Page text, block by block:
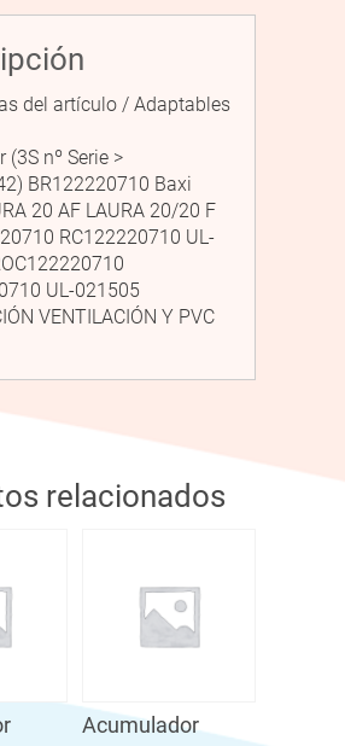
del artículo / Adaptables
(3S nº Serie >
BR122220710 Baxi
20 AF LAURA 20/20 F
RC122220710 UL-
UL-021505
VENTILACIÓN Y PVC
relacionados
Acumulador